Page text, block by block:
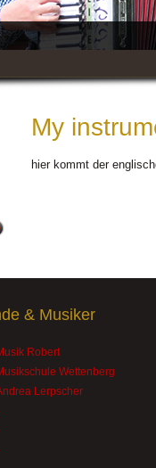
My
hier kommt der
& Musiker
Robert
Wettenberg
Lerpscher